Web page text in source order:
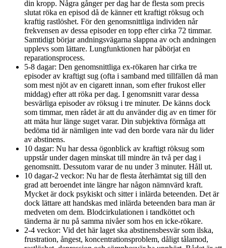
din kropp. Några gånger per dag har de flesta som precis
slutat röka en episod då de känner ett kraftigt röksug och
kraftig rastlöshet. För den genomsnittliga individen når
frekvensen av dessa episoder en topp efter cirka 72 timmar.
Samtidigt börjar andningsvägarna slappna av och andningen
upplevs som lättare. Lungfunktionen har påbörjat en
reparationsprocess.
5-8 dagar: Den genomsnittliga ex-rökaren har cirka tre
episoder av kraftigt sug (ofta i samband med tillfällen då man
som mest njöt av en cigarett innan, som efter frukost eller
middag) efter att röka per dag. I genomsnitt varar dessa
besvärliga episoder av röksug i tre minuter. De känns dock
som timmar, men rådet är att du använder dig av en timer för
att mäta hur länge suget varar. Din subjektiva förmåga att
bedöma tid är nämligen inte vad den borde vara när du lider
av abstinens.
10 dagar: Nu har dessa ögonblick av kraftigt röksug som
uppstår under dagen minskat till mindre än två per dag i
genomsnitt. Dessutom varar de nu under 3 minuter. Håll ut.
10 dagar-2 veckor: Nu har de flesta återhämtat sig till den
grad att beroendet inte längre har någon nämnvärd kraft.
Mycket är dock psykiskt och sitter i inlärda beteenden. Det är
dock lättare att handskas med inlärda beteenden bara man är
medveten om dem. Blodcirkulationen i tandköttet och
tänderna är nu på samma nivåer som hos en icke-rökare.
2-4 veckor: Vid det här laget ska abstinensbesvär som ilska,
frustration, ångest, koncentrationsproblem, dåligt tålamod,